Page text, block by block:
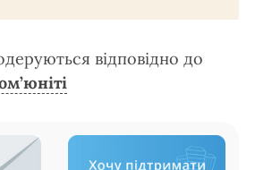
відповідно до